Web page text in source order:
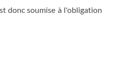
donc soumise à l'obligation
secours, sans limite
moins 10.000$, quelle que